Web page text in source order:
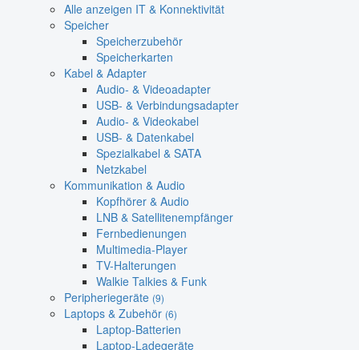
Alle anzeigen IT & Konnektivität
Speicher
Speicherzubehör
Speicherkarten
Kabel & Adapter
Audio- & Videoadapter
USB- & Verbindungsadapter
Audio- & Videokabel
USB- & Datenkabel
Spezialkabel & SATA
Netzkabel
Kommunikation & Audio
Kopfhörer & Audio
LNB & Satellitenempfänger
Fernbedienungen
Multimedia-Player
TV-Halterungen
Walkie Talkies & Funk
Peripheriegeräte (9)
Laptops & Zubehör (6)
Laptop-Batterien
Laptop-Ladegeräte